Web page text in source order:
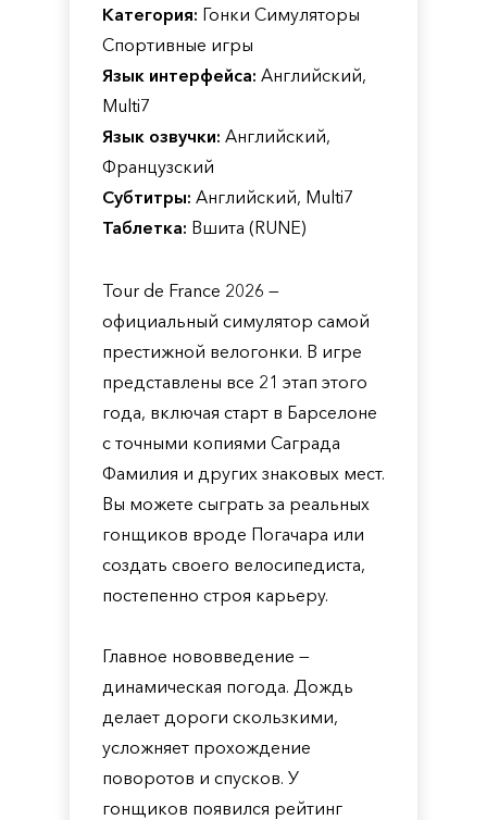
Категория: Гонки Симуляторы
Спортивные игры
Язык интерфейса: Английский,
Multi7
Язык озвучки: Английский,
Французский
Субтитры: Английский, Multi7
Таблетка: Вшита (RUNE)
Tour de France 2026 —
официальный симулятор самой
престижной велогонки. В игре
представлены все 21 этап этого
года, включая старт в Барселоне
с точными копиями Саграда
Фамилия и других знаковых мест.
Вы можете сыграть за реальных
гонщиков вроде Погачара или
создать своего велосипедиста,
постепенно строя карьеру.
Главное нововведение —
динамическая погода. Дождь
делает дороги скользкими,
усложняет прохождение
поворотов и спусков. У
гонщиков появился рейтинг